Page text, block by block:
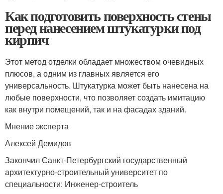
Как подготовить поверхность стены
перед нанесением штукатурки под
кирпич
Этот метод отделки обладает множеством очевидных
плюсов, а одним из главных является его
универсальность. Штукатурка может быть нанесена на
любые поверхности, что позволяет создать имитацию
как внутри помещений, так и на фасадах зданий.
Мнение эксперта
Алексей Демидов
Закончил Санкт-Петербургский государственный
архитектурно-строительный университет по
специальности: Инженер-строитель